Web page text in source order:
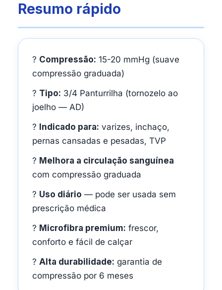
Resumo rápido
? Compressão: 15-20 mmHg (suave
compressão graduada)
? Tipo: 3/4 Panturrilha (tornozelo ao
joelho — AD)
? Indicado para: varizes, inchaço,
pernas cansadas e pesadas, TVP
? Melhora a circulação sanguínea
com compressão graduada
? Uso diário — pode ser usada sem
prescrição médica
? Microfibra premium: frescor,
conforto e fácil de calçar
? Alta durabilidade: garantia de
compressão por 6 meses